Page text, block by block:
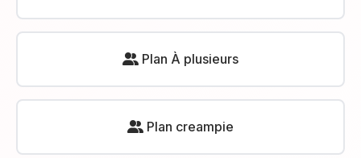
Plan À plusieurs
Plan creampie